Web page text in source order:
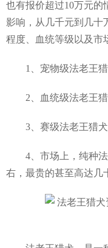
也有报价超过10万元的
影响，从几千元到几十
程度、血统等级以及市
1、宠物级法老王猎
2、血统级法老王猎
3、赛级法老王猎犬
4、市场上，纯种法
右，最贵的甚至高达几